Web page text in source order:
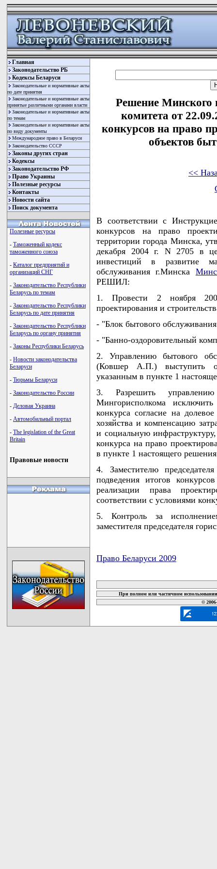
Главная
Законодательство РБ
Кодексы Беларуси
Законодательные и нормативные акты
по дате принятия
Законодательные и нормативные акты
принятые различными органами власти
Законодательные и нормативные акты
по темам
Законодательные и нормативные акты
по виду документы
Международное право в Беларуси
Законодательство СССР
Законы других стран
Кодексы
Законодательство РФ
Право Украины
Полезные ресурсы
Контакты
Новости сайта
Поиск документа
Полезные ресурсы
- Таможенный кодекс
таможенного союза
- Каталог предприятий и
организаций СНГ
- Законодательство Республики
Беларусь по темам
- Законодательство Республики
Беларусь по дате принятия
- Законодательство Республики
Беларусь по органу принятия
- Законы Республики Беларусь
- Новости законодательства
Беларуси
- Тюрьмы Беларуси
- Законодательство России
- Деловая Украина
- Автомобильный портал
- The legislation of the Great
Britain
Правовые новости
Решение Минского
комитета от
конкурсов на право
объектов
<<
В соответствии с
конкурсов на право
территории города Минска,
декабря 2004 г. N 2705 в
инвестиций в развитие
обслуживания г.Минска
РЕШИЛ:
1. Провести 2 ноября
проектирования и
- "Блок бытового
- "Банно-оздоровительный
2. Управлению бытового
(Ковшер А.П.) выступить
указанным в пункте 1
3. Разрешить
Мингорисполкома
конкурса согласие на
хозяйства и компенсацию
и социальную
конкурса на право
в пункте 1 настоящего
4. Заместителю
подведения итогов
реализации права
соответствии с условиями
5. Контроль за
заместителя председателя
Право Беларуси 2009
При полном или частичном
©